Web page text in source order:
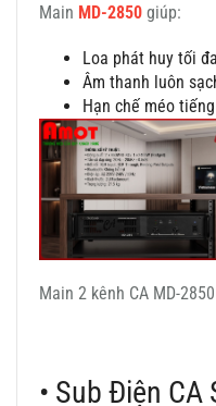
Main MD-2850 giúp:
Loa phát huy tối
Âm thanh luôn
Hạn chế méo
Main 2 kênh CA MD-
• Sub Điện CA